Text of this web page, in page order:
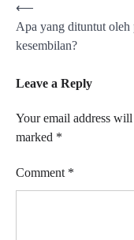
Post
navigation
⟵
Apa yang dituntut oleh
kesembilan?
Leave a Reply
Your email address
marked *
Comment *